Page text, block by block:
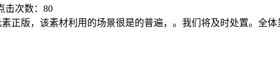
击次数：80
正版，该素材利用的场景很是的普遍，。我们将及时处置。全